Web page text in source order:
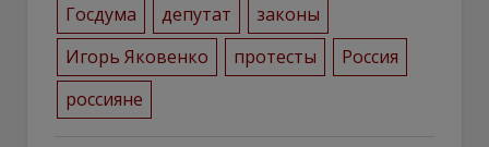
Госдума
депутат
законы
Игорь Яковенко
протесты
Россия
россияне